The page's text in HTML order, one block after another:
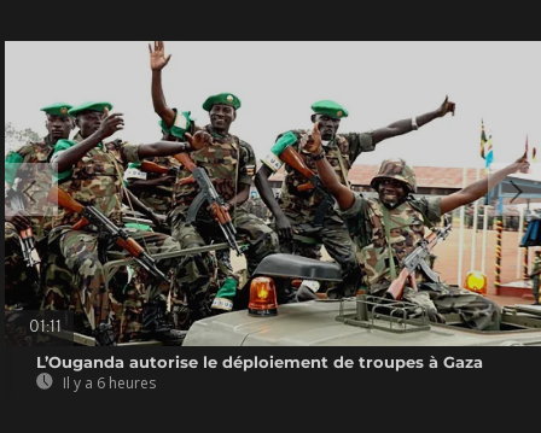
01:11
L’Ouganda autorise le déploiement de troupes à Gaza
Il y a 6 heures